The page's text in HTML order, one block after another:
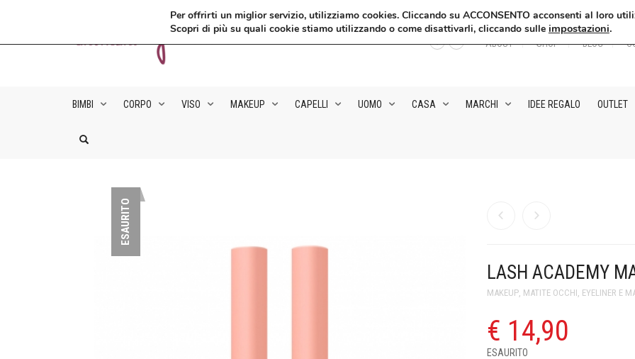
ABOUT SHOP BLOG
BIMBI CORPO VISO MAKEUP CAPELLI UOMO CASA MARCHI IDEE REGALO OUTLET
ESAURITO
LASH ACADEMY
MAKEUP MATITE OCCHI, EYELINER E
€ 14,90
ESAURITO
Per offrirti un miglior servizio, utilizziamo cookies. Cliccando su ACCONSENTO acconsenti al loro
Scopri di più su quali cookie stiamo utilizzando o come disattivarli, cliccando sulle impostazioni.